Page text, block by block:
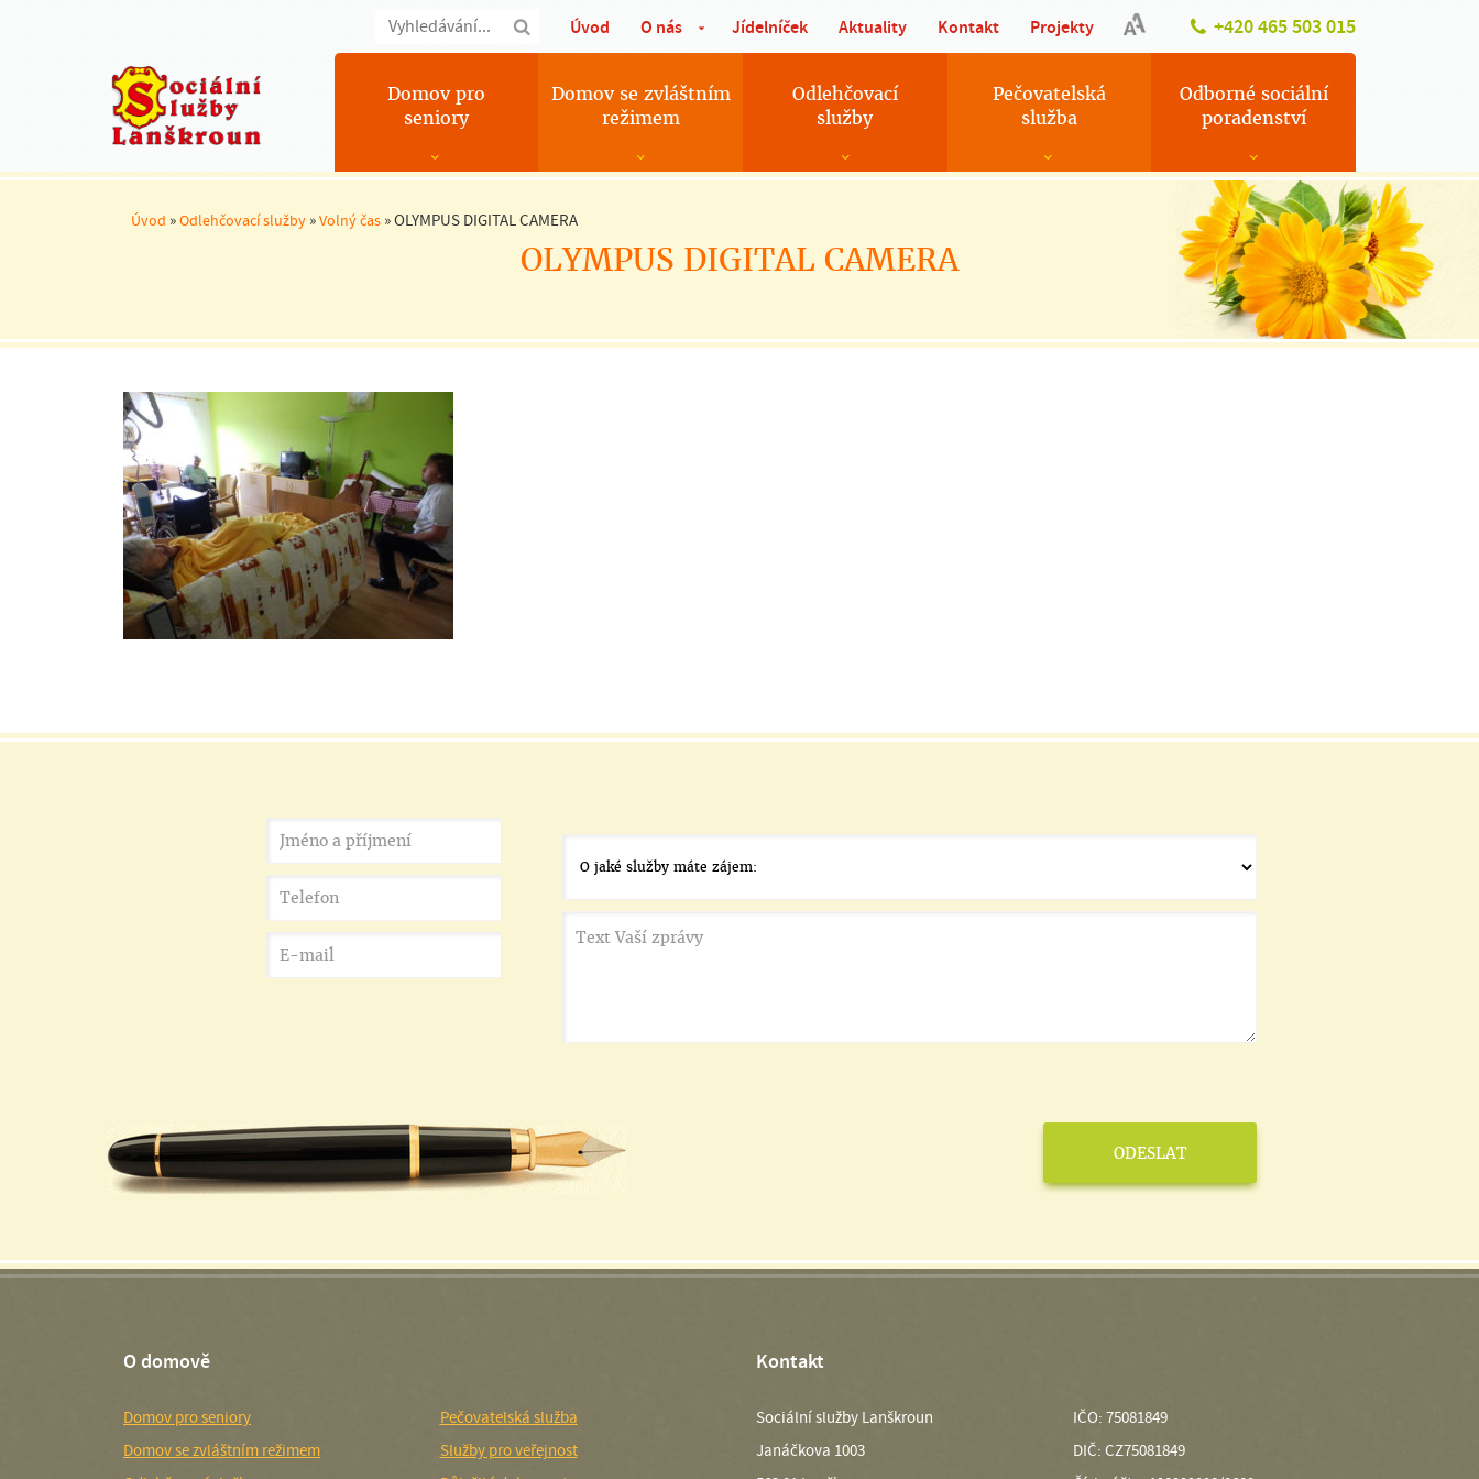
+420 465 503 015
Úvod O nás Jídelníček Aktuality Kontakt Projekty
Domov pro
seniory
Domov se zvláštním
režimem
Odlehčovací
služby
Pečovatelská
služba
Odborné sociální
poradenství
Úvod »Odlehčovací služby »Volný čas »OLYMPUS DIGITAL CAMERA
OLYMPUS DIGITAL CAMERA
O domově
Domov pro seniory
Domov se zvláštním režimem
Pečovatelská služba
Služby pro veřejnost
Kontakt
Sociální služby Lanškroun
Janáčkova 1003
IČO: 75081849
DIČ: CZ75081849